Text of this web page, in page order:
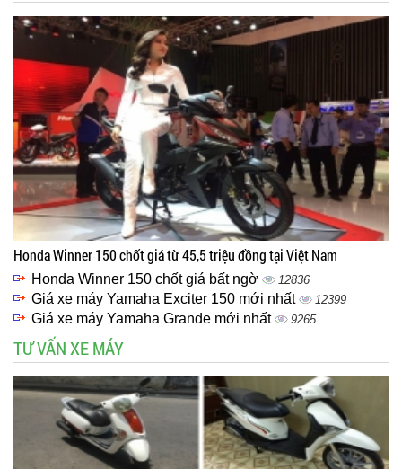
Honda Winner 150 chốt giá từ 45,5 triệu đồng tại Việt Nam
Honda Winner 150 chốt giá bất ngờ 12836
Giá xe máy Yamaha Exciter 150 mới nhất 12399
Giá xe máy Yamaha Grande mới nhất 9265
TƯ VẤN XE MÁY